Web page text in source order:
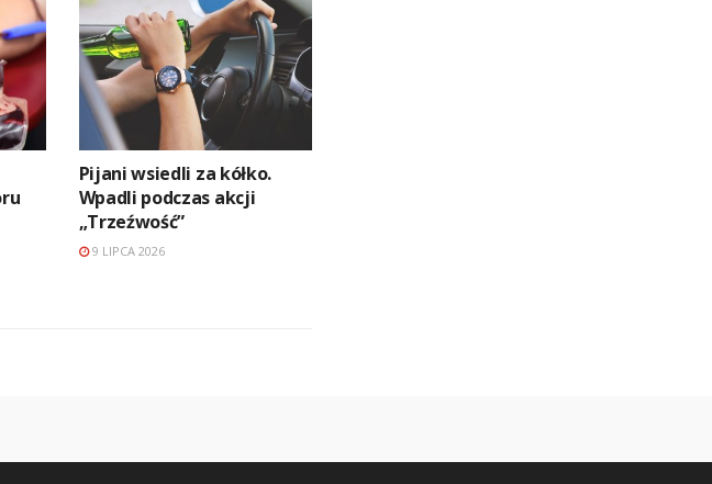
Pijani wsiedli za kółko.
Wpadli podczas akcji
„Trzeźwość”
9 LIPCA 2026